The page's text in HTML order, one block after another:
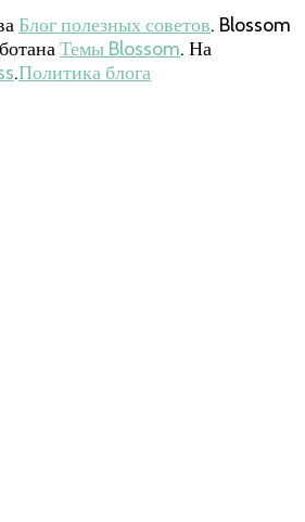
Блог полезных советов. Blossom
Темы Blossom. На
.Политика блога